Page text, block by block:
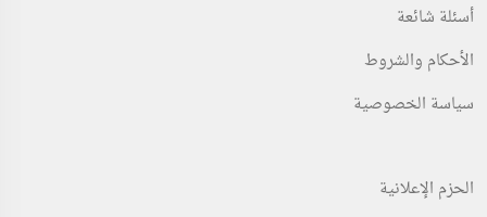
أسئلة شائعة
الأحكام والشروط
سياسة الخصوصية
الحزم الإعلانية